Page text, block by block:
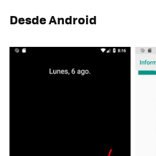
Desde Android